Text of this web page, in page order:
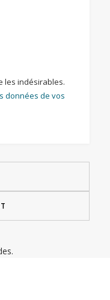
les indésirables.
données de vos